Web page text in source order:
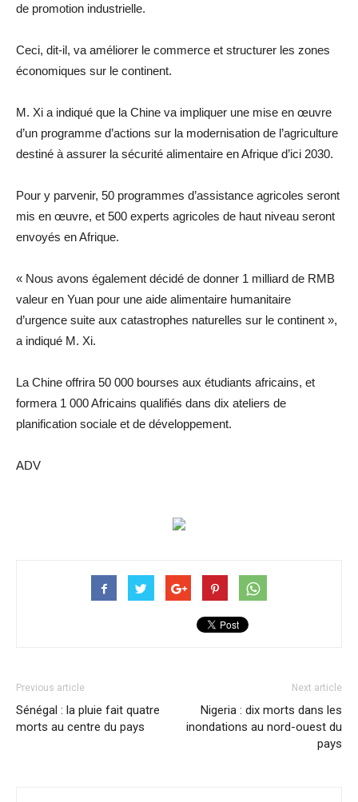
de promotion industrielle.
Ceci, dit-il, va améliorer le commerce et structurer les zones
économiques sur le continent.
M. Xi a indiqué que la Chine va impliquer une mise en œuvre
d’un programme d’actions sur la modernisation de l’agriculture
destiné à assurer la sécurité alimentaire en Afrique d’ici 2030.
Pour y parvenir, 50 programmes d’assistance agricoles seront
mis en œuvre, et 500 experts agricoles de haut niveau seront
envoyés en Afrique.
« Nous avons également décidé de donner 1 milliard de RMB
valeur en Yuan pour une aide alimentaire humanitaire
d’urgence suite aux catastrophes naturelles sur le continent »,
a indiqué M. Xi.
La Chine offrira 50 000 bourses aux étudiants africains, et
formera 1 000 Africains qualifiés dans dix ateliers de
planification sociale et de développement.
ADV
Previous article
Sénégal : la pluie fait quatre
morts au centre du pays
Next article
Nigeria : dix morts dans les
inondations au nord-ouest du
pays